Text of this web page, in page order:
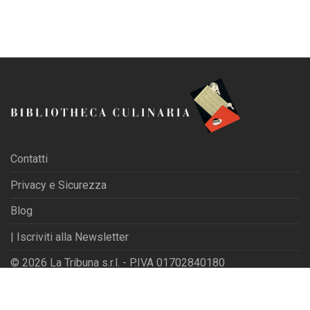
Contatti
Privacy e Sicurezza
Blog
| Iscriviti alla Newsletter
© 2026 La Tribuna s.r.l. - P.IVA 01702840180